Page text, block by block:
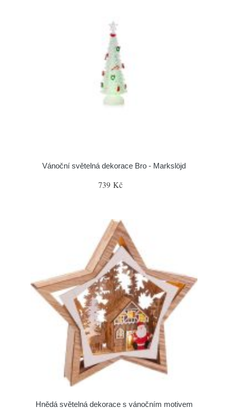
Vánoční světelná dekorace Bro - Markslöjd
739 Kč
Hnědá světelná dekorace s vánočním motivem